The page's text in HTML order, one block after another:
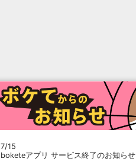
7/15
boketeアプリ サービス終了のお知らせ